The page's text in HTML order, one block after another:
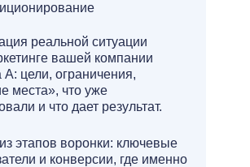
этапов воронки: ключевые
и конверсии, где именно
реальной ситуации
вашей компании
А: цели, ограничения,
места», что уже
и что дает результат.